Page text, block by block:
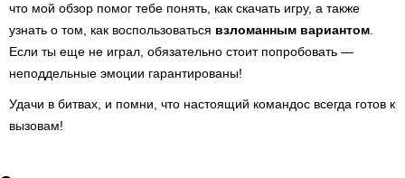
что мой обзор помог тебе понять, как скачать игру, а также
узнать о том, как воспользоваться взломанным вариантом
Если ты еще не играл, обязательно стоит попробовать —
неподдельные эмоции гарантированы!
Удачи в битвах, и помни, что настоящий командос всегда готов к
вызовам!